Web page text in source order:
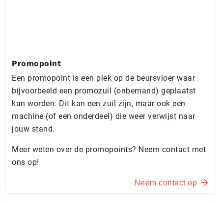
Promopoint
Een promopoint is een plek op de beursvloer waar
bijvoorbeeld een promozuil (onbemand) geplaatst
kan worden. Dit kan een zuil zijn, maar ook een
machine (of een onderdeel) die weer verwijst naar
jouw stand.
Meer weten over de promopoints? Neem contact met
ons op!
Neem contact op